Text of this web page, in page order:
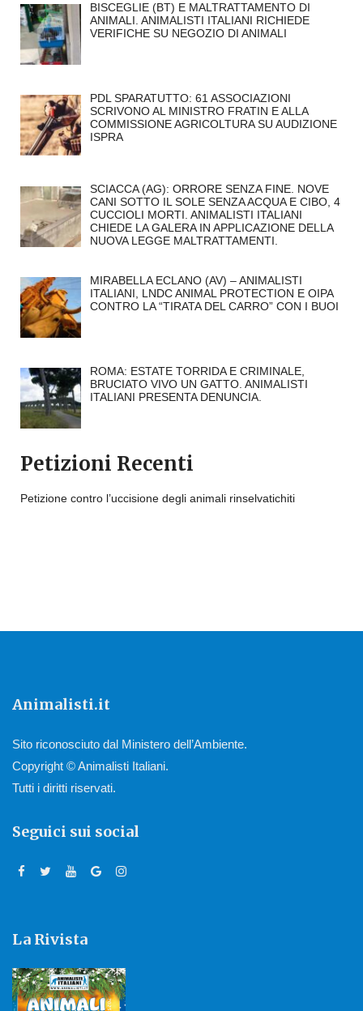
BISCEGLIE (BT) E MALTRATTAMENTO DI
ANIMALI. ANIMALISTI ITALIANI RICHIEDE
VERIFICHE SU NEGOZIO DI ANIMALI
PDL SPARATUTTO: 61 ASSOCIAZIONI
SCRIVONO AL MINISTRO FRATIN E ALLA
COMMISSIONE AGRICOLTURA SU AUDIZIONE
ISPRA
SCIACCA (AG): ORRORE SENZA FINE. NOVE
CANI SOTTO IL SOLE SENZA ACQUA E CIBO, 4
CUCCIOLI MORTI. ANIMALISTI ITALIANI
CHIEDE LA GALERA IN APPLICAZIONE DELLA
NUOVA LEGGE MALTRATTAMENTI.
MIRABELLA ECLANO (AV) – ANIMALISTI
ITALIANI, LNDC ANIMAL PROTECTION E OIPA
CONTRO LA “TIRATA DEL CARRO” CON I BUOI
ROMA: ESTATE TORRIDA E CRIMINALE,
BRUCIATO VIVO UN GATTO. ANIMALISTI
ITALIANI PRESENTA DENUNCIA.
Petizioni Recenti
Petizione contro l’uccisione degli animali rinselvatichiti
Animalisti.it
Sito riconosciuto dal Ministero dell’Ambiente.
Copyright © Animalisti Italiani.
Tutti i diritti riservati.
Seguici sui social
La Rivista